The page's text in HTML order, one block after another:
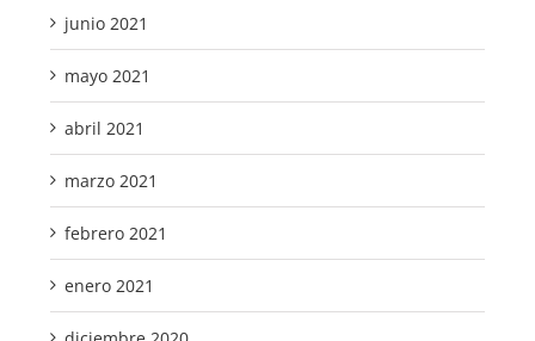
junio 2021
mayo 2021
abril 2021
marzo 2021
febrero 2021
enero 2021